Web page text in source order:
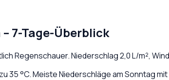
– 7-Tage-Überblick
Regenschauer. Niederschlag2,0L/m²,
35 °C. Meiste Niederschläge am Sonntag mit